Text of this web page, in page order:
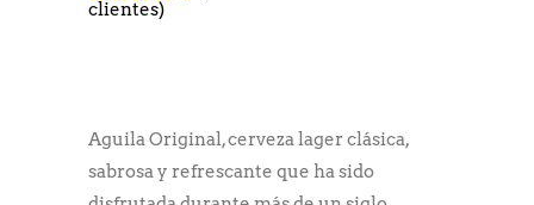
con3.19
clientes)
Aguila Original, cerveza lager clásica,
sabrosa y refrescante que ha sido